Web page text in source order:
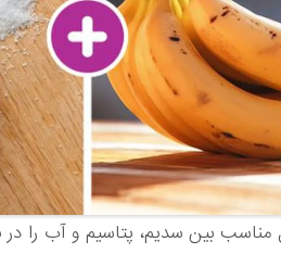
مناسب بین سدیم، پتاسیم و آب را